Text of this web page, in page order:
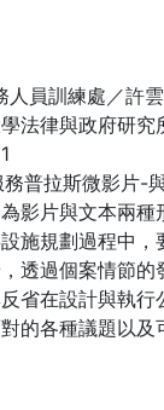
員訓練處／許
法律與政府研究
普拉斯微影片-
影片與文本兩種
施規劃過程中，
透過個案情節的
省在設計與執行
的各種議題以及